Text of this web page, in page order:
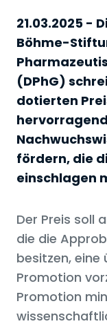
21.03.2025 -
Böhme-
(DPhG)
dotierten
fördern, die
einschlagen
Der Preis soll
die die
besitzen,
Promotion
Promotion